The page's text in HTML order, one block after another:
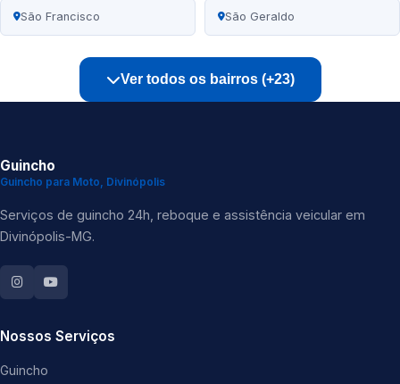
São Francisco São Geraldo
Ver todos os bairros (+23)
Guincho
Guincho para Moto, Divinópolis
Serviços de guincho 24h, reboque e assistência veicular em
Divinópolis-MG.
Nossos Serviços
Guincho